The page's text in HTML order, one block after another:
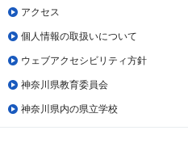
アクセス
個人情報の取扱いについて
ウェブアクセシビリティ方針
神奈川県教育委員会
神奈川県内の県立学校